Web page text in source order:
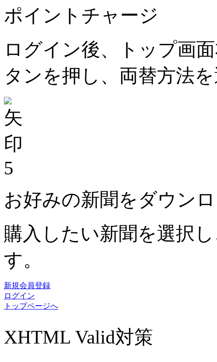
ポイントチャージ
ログイン後、トップ画
タンを押し、両替方法
5
お好みの新聞をダウン
購入したい新聞を選択
す。
新規会員登録
ログイン
トップページへ
XHTML Valid対策